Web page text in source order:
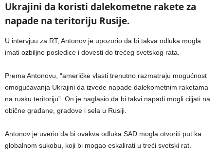
Ukrajini da koristi dalekometne rakete za
napade na teritoriju Rusije.
U intervjuu za RT, Antonov je upozorio da bi takva odluka mogla
imati ozbiljne posledice i dovesti do trećeg svetskog rata.
Prema Antonovu, “američke vlasti trenutno razmatraju mogućnost
omogućavanja Ukrajini da izvede napade dalekometnim raketama
na rusku teritoriju”. On je naglasio da bi takvi napadi mogli ciljati na
obične građane, gradove i sela u Rusiji.
Antonov je uverio da bi ovakva odluka SAD mogla otvoriti put ka
globalnom sukobu, koji bi mogao eskalirati u treći svetski rat.